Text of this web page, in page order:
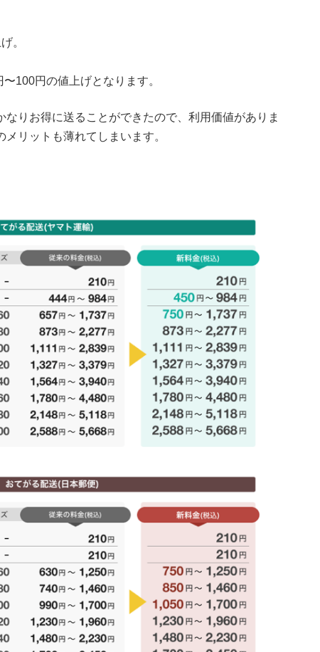
。
100円の値上げとなります。
りお得に送ることができたので、利用価値がありま
リットも薄れてしまいます。